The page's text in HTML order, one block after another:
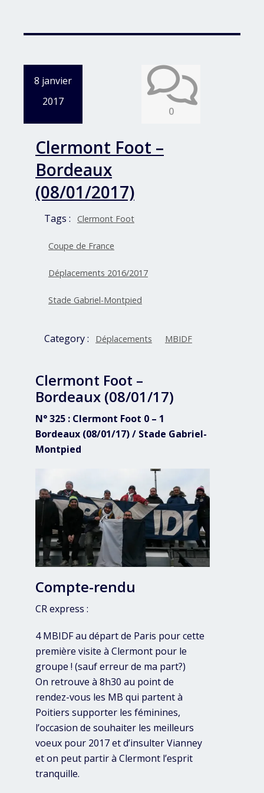
8 janvier
2017
0
Clermont Foot –
Bordeaux
(08/01/2017)
Tags : Clermont Foot
Coupe de France
Déplacements 2016/2017
Stade Gabriel-Montpied
Category : Déplacements MBIDF
Clermont Foot –
Bordeaux (08/01/17)
N° 325 : Clermont Foot 0 – 1
Bordeaux (08/01/17) / Stade Gabriel-
Montpied
Compte-rendu
CR express :
4 MBIDF au départ de Paris pour cette
première visite à Clermont pour le
groupe ! (sauf erreur de ma part?)
On retrouve à 8h30 au point de
rendez-vous les MB qui partent à
Poitiers supporter les féminines,
l’occasion de souhaiter les meilleurs
voeux pour 2017 et d’insulter Vianney
et on peut partir à Clermont l’esprit
tranquille.